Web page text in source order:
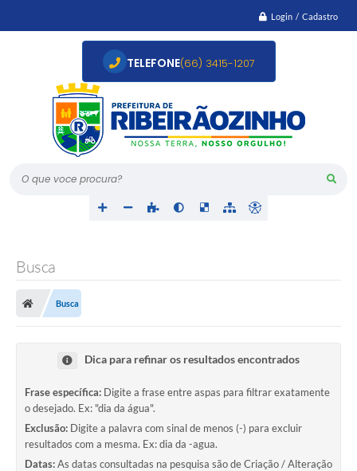
Login / Cadastro
O que voce procura?
TELEFONE(66) 3415-1207
Busca
Busca
Dica para refinar os resultados encontrados
Frase específica: Digite a frase entre aspas para filtrar exatamente
o desejado. Ex: "dia da água".
Exclusão: Digite a palavra com sinal de menos (-) para excluir
resultados com a mesma. Ex: dia da -agua.
Datas:As datas consultadas na pesquisa são de Criação / Alteração